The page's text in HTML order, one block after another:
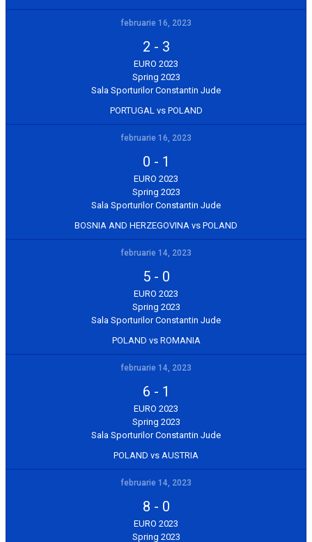
februarie 16, 2023
2 - 3
EURO 2023
Spring 2023
Sala Sporturilor Constantin Jude
PORTUGAL vs POLAND
februarie 16, 2023
0 - 1
EURO 2023
Spring 2023
Sala Sporturilor Constantin Jude
BOSNIA AND HERZEGOVINA vs POLAND
februarie 14, 2023
5- 0
EURO 2023
Spring 2023
Sala Sporturilor Constantin Jude
POLAND vs ROMANIA
februarie 14, 2023
6 - 1
EURO 2023
Spring 2023
Sala Sporturilor Constantin Jude
POLAND vs AUSTRIA
februarie 14, 2023
8 - 0
EURO 2023
Spring 2023